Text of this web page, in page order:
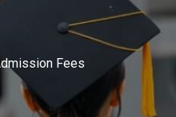
Fees